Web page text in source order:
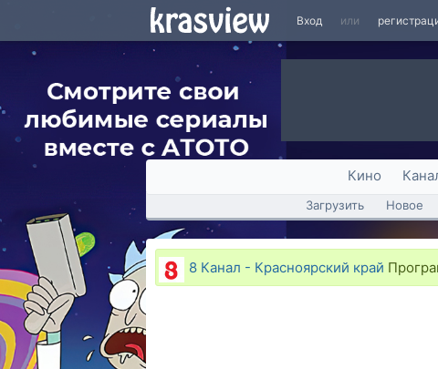
Вход или
Кино
Загрузить Новое
8 Канал - Красноярский край